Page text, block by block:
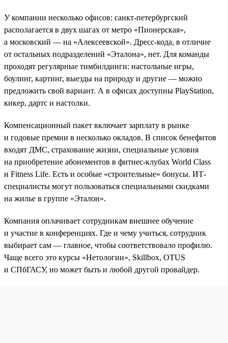
У компании несколько офисов: санкт-петербургский
располагается в двух шагах от метро «Пионерская»,
а московский — на «Алексеевской». Дресс-кода, в отличие
от остальных подразделений «Эталона», нет. Для команды
проходят регулярные тимбилдинги: настольные игры,
боулинг, картинг, выезды на природу и другие — можно
предложить свой вариант. А в офисах доступны PlayStation,
кикер, дартс и настолки.
Компенсационный пакет включает зарплату в рынке
и годовые премии в несколько окладов. В список бенефитов
входят ДМС, страхование жизни, специальные условия
на приобретение абонементов в фитнес-клубах World Class
и Fitness Life. Есть и особые «строительные» бонусы. ИТ-
специалисты могут пользоваться специальными скидками
на жилье в группе «Эталон».
Компания оплачивает сотрудникам внешнее обучение
и участие в конференциях. Где и чему учиться, сотрудник
выбирает сам — главное, чтобы соответствовало профилю.
Чаще всего это курсы «Нетологии», Skillbox, OTUS
и СПбГАСУ, но может быть и любой другой провайдер.